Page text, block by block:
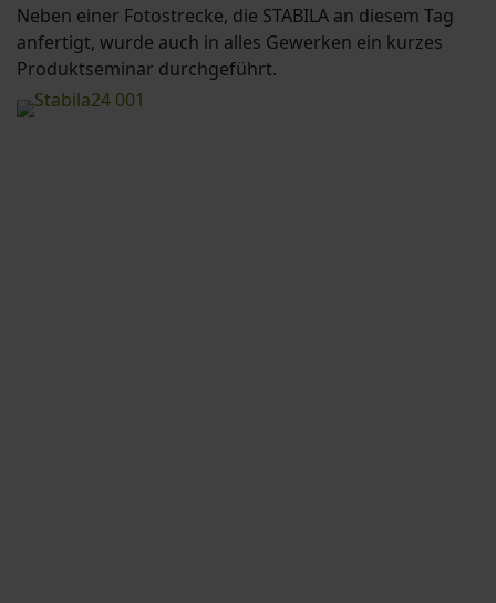
Neben einer Fotostrecke, die STABILA an diesem Tag
anfertigt, wurde auch in alles Gewerken ein kurzes
Produktseminar durchgeführt.